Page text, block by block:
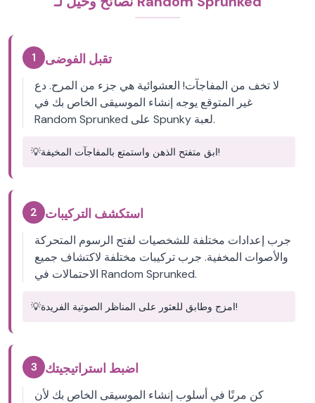
1 تقبل الفوضى
لا تخف من المفاجآت! العشوائية هي جزء من المرح. دع
غير المتوقع يوجه إنشاء الموسيقى الخاص بك في
Random Sprunked على Spunky لعبة.
💡 ابق متفتح الذهن واستمتع بالمفاجآت المخيفة!
2 استكشف التركيبات
جرب إعدادات مختلفة للشخصيات لفتح الرسوم المتحركة
والأصوات المخفية. جرب تركيبات مختلفة لاكتشاف جميع
الاحتمالات في Random Sprunked.
💡 امزج وطابق للعثور على المناظر الصوتية الفريدة!
3 اضبط استراتيجيتك
كن مرنًا في أسلوب إنشاء الموسيقى الخاص بك لأن